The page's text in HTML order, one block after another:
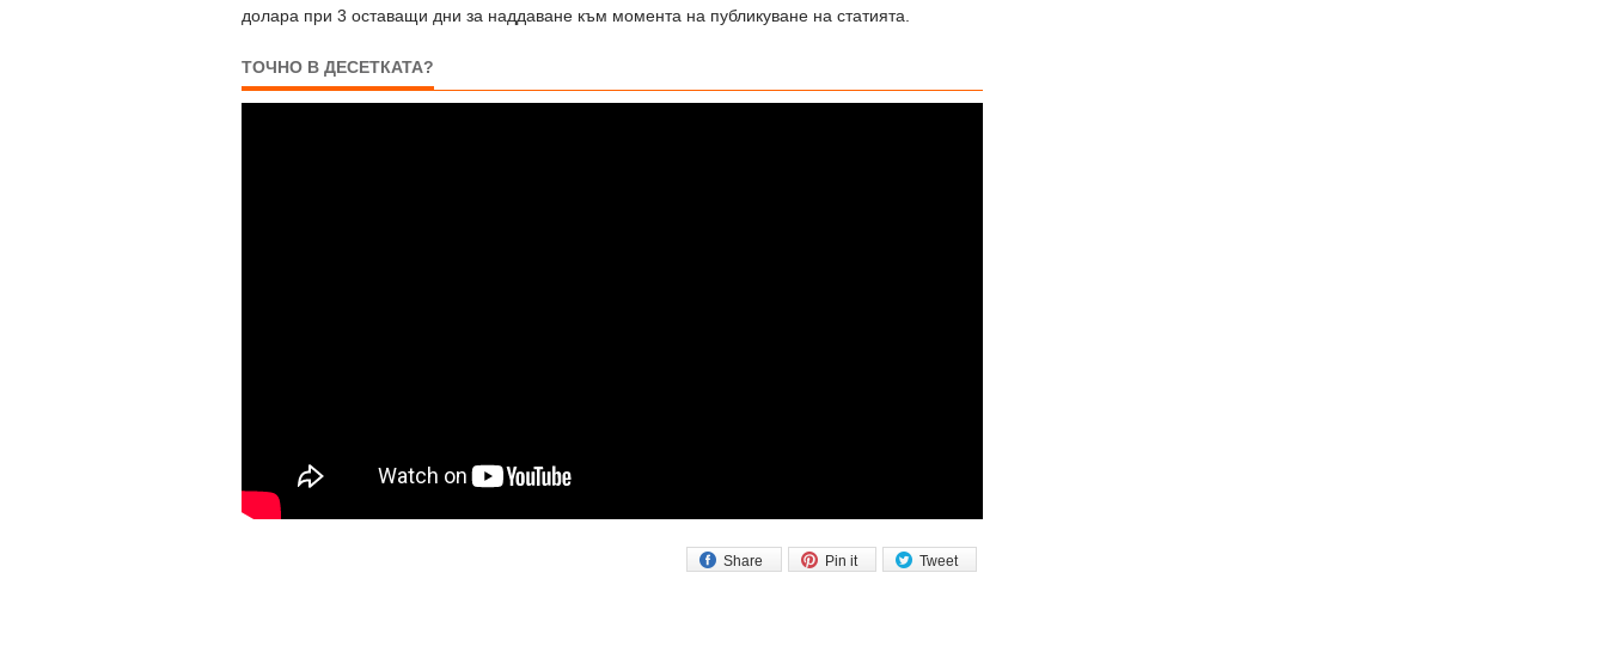
долара при 3 оставащи дни за наддаване към момента на публикуване на статията.
ТОЧНО В ДЕСЕТКАТА?
Tweet
Pin it
Share